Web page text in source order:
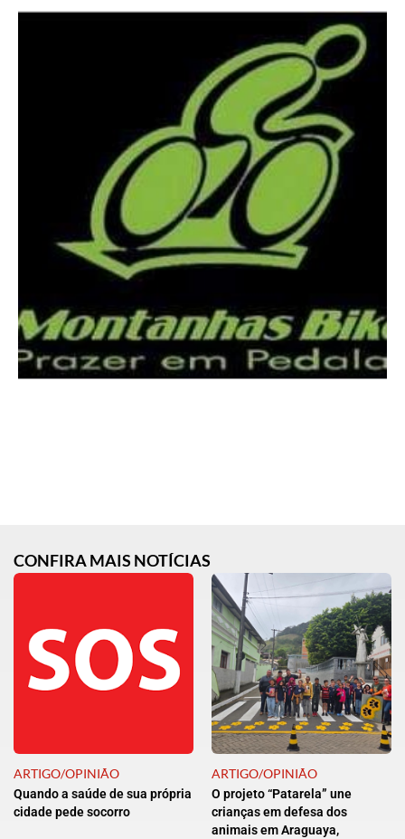
CONFIRA MAIS NOTÍCIAS
ARTIGO/OPINIÃO
Quando a saúde de sua própria
cidade pede socorro
ARTIGO/OPINIÃO
O projeto “Patarela” une
crianças em defesa dos
animais em Araguaya,